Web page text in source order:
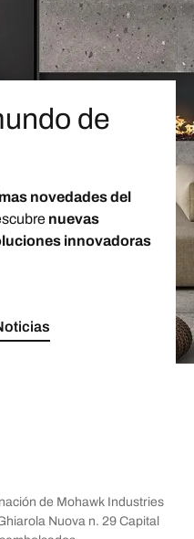
de
novedades del
nuevas
innovadoras
de Mohawk Industries
Nuova n. 29 Capital